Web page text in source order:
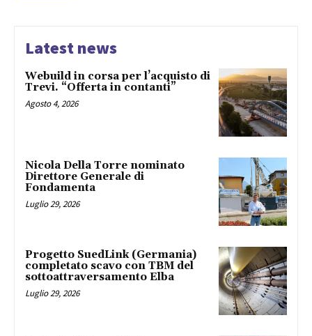
Latest news
Webuild in corsa per l’acquisto di
Trevi. “Offerta in contanti”
Agosto 4, 2026
Nicola Della Torre nominato
Direttore Generale di
Fondamenta
Luglio 29, 2026
Progetto SuedLink (Germania)
completato scavo con TBM del
sottoattraversamento Elba
Luglio 29, 2026